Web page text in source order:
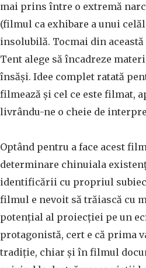
mai prins între o extremă
(filmul ca exhibare a unui
insolubilă. Tocmai din
Tent alege să încadreze
însăși. Idee complet ratată
filmează și cel ce este filmat,
livrându-ne o cheie de
Optând pentru a face acest
determinare chinuiala
identificării cu propriul
filmul e nevoit să trăiască cu
potențial al proiecției pe un
protagonistă, cert e că prima
tradiție, chiar și în filmul